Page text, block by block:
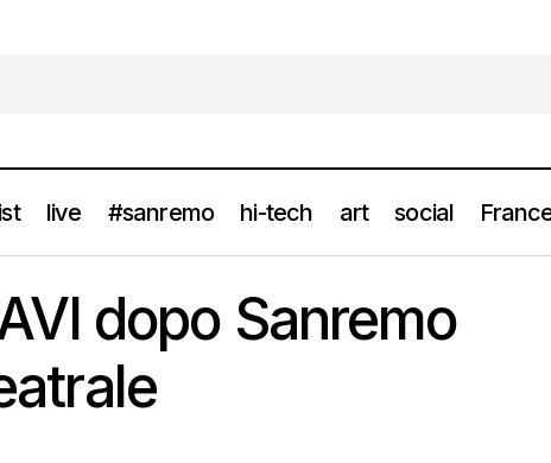
live #sanremo hi-tech art social
MICHELE BRAVI dopo Sanremo parte il tour teatrale
dopo Sanremo